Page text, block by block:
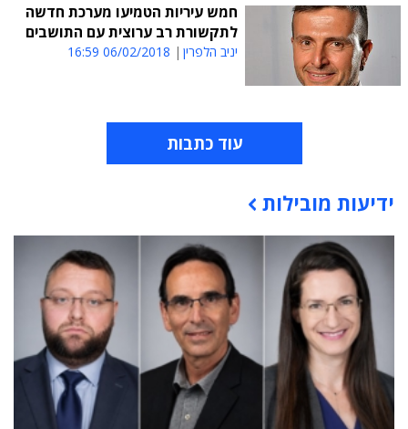
חמש עיריות הטמיעו מערכת חדשה
לתקשורת רב ערוצית עם התושבים
יניב הלפרין 06/02/2018 16:59
עוד כתבות
תוכן פרסומי
ידיעות מובילות